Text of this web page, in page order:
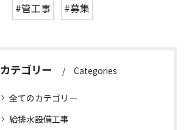
#管工事
#募集
カテゴリー Categories
全てのカテゴリー
給排水設備工事